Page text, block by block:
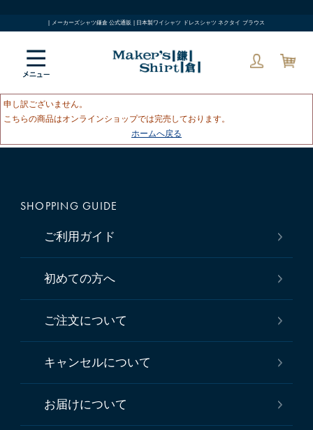
| メーカーズシャツ鎌倉 公式通販 | 日本製ワイシャツ ドレスシャツ ネクタイ ブラウス
申し訳ございません。
こちらの商品はオンラインショップでは完売しております。
ホームへ戻る
SHOPPING GUIDE
ご利用ガイド
初めての方へ
ご注文について
キャンセルについて
お届けについて